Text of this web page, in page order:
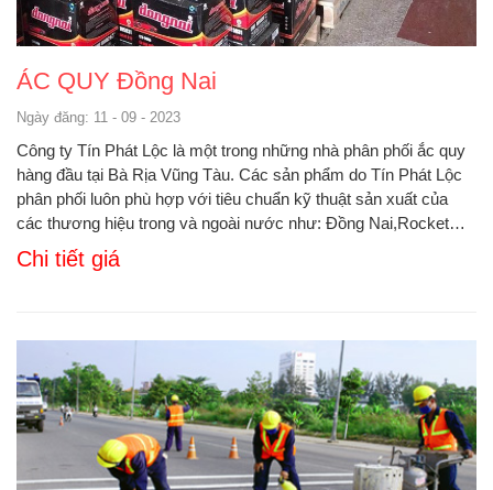
ÁC QUY Đồng Nai
Ngày đăng: 11 - 09 - 2023
Công ty Tín Phát Lộc là một trong những nhà phân phối ắc quy
hàng đầu tại Bà Rịa Vũng Tàu. Các sản phẩm do Tín Phát Lộc
phân phối luôn phù hợp với tiêu chuẩn kỹ thuật sản xuất của
các thương hiệu trong và ngoài nước như: Đồng Nai,Rocket…
Chi tiết giá